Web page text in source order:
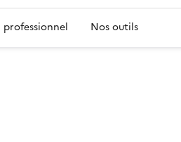
professionnel Nos outils